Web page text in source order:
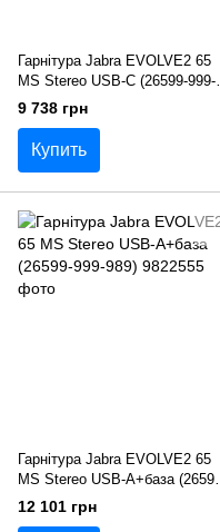
Гарнітура Jabra EVOLVE2 65
MS Stereo USB-C (26599-999-
899)
9 738 грн
Купить
Гарнітура Jabra EVOLVE2 65
MS Stereo USB-A+база (26599-
999-989)
12 101 грн